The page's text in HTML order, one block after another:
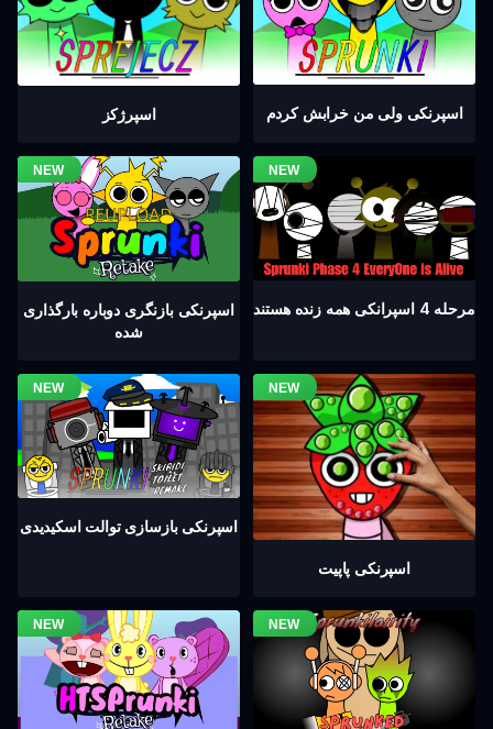
اسپرژکز اسپرنکی ولی من خرابش کردم
اسپرنکی بازنگری دوباره بارگذاری
شده
مرحله 4 اسپرانکی همه زنده هستند
اسپرنکی بازسازی توالت اسکیدیدی
اسپرنکی پاپیت